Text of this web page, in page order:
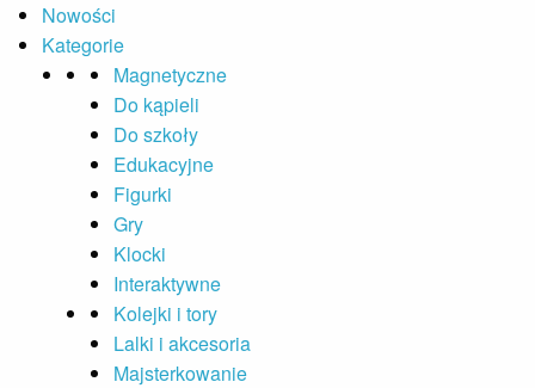
Nowości
Kategorie
Magnetyczne
Do kąpieli
Do szkoły
Edukacyjne
Figurki
Gry
Klocki
Interaktywne
Kolejki i tory
Lalki i akcesoria
Majsterkowanie